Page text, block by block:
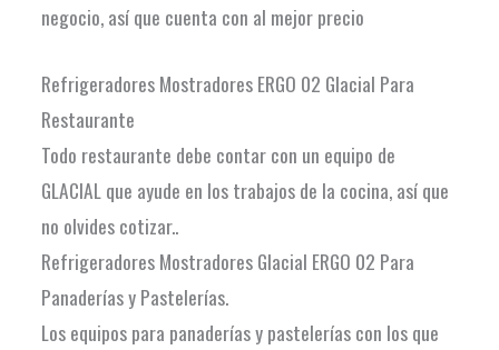
negocio, así que cuenta con al mejor precio
Refrigeradores Mostradores ERGO 02 Glacial Para
Restaurante
Todo restaurante debe contar con un equipo de
GLACIAL que ayude en los trabajos de la cocina, así que
no olvides cotizar..
Refrigeradores Mostradores Glacial ERGO 02 Para
Panaderías y Pastelerías.
Los equipos para panaderías y pastelerías con los que